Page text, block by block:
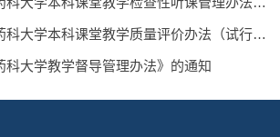
关于印发《沈阳药科大学本科课堂教学质量评价办法（试行）》...
科大学教学督导管理办法》的通知